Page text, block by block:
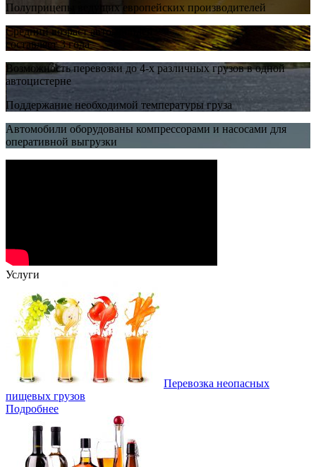
Полуприцепы ведущих европейских производителей
Средний возраст автомобилей
составляет 3 года
Возможность перевозки до 4-х различных грузов в одной
автоцистерне
Поддержание необходимой температуры груза
Автомобили оборудованы компрессорами и насосами для
оперативной выгрузки
Услуги
Перевозка неопасных
пищевых грузов
Подробнее